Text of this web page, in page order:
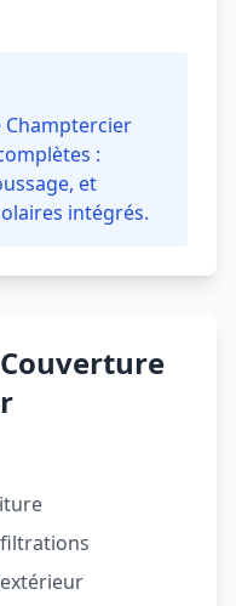
Champtercier
:
et
intégrés.